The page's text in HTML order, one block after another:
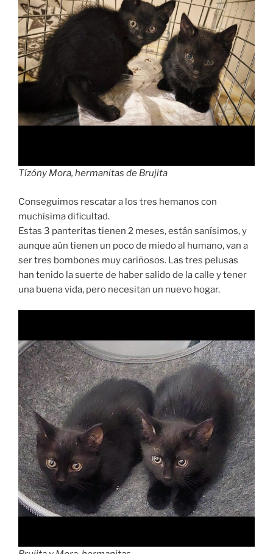
Tízóny Mora, hermanitas de Brujita
Conseguimos rescatar a los tres hemanos con
muchísima dificultad.
Estas 3 panteritas tienen 2 meses, están sanísimos, y
aunque aún tienen un poco de miedo al humano, van a
ser tres bombones muy cariñosos. Las tres pelusas
han tenido la suerte de haber salido de la calle y tener
una buena vida, pero necesitan un nuevo hogar.